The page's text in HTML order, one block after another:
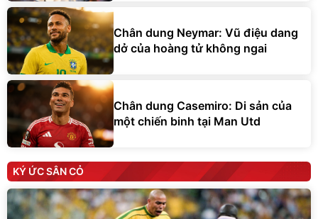
Chân dung Neymar: Vũ điệu dang
dở của hoàng tử không ngai
Chân dung Casemiro: Di sản của
một chiến binh tại Man Utd
KÝ ỨC SÂN CỎ